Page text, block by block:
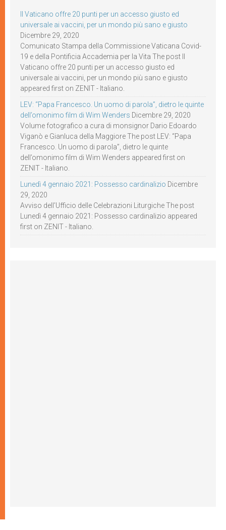
Il Vaticano offre 20 punti per un accesso giusto ed
universale ai vaccini, per un mondo più sano e giusto
Dicembre 29, 2020
Comunicato Stampa della Commissione Vaticana Covid-
19 e della Pontificia Accademia per la Vita The post Il
Vaticano offre 20 punti per un accesso giusto ed
universale ai vaccini, per un mondo più sano e giusto
appeared first on ZENIT - Italiano.
LEV: “Papa Francesco. Un uomo di parola”, dietro le quinte
dell’omonimo film di Wim Wenders Dicembre 29, 2020
Volume fotografico a cura di monsignor Dario Edoardo
Viganò e Gianluca della Maggiore The post LEV: “Papa
Francesco. Un uomo di parola”, dietro le quinte
dell’omonimo film di Wim Wenders appeared first on
ZENIT - Italiano.
Lunedì 4 gennaio 2021: Possesso cardinalizio Dicembre
29, 2020
Avviso dell’Ufficio delle Celebrazioni Liturgiche The post
Lunedì 4 gennaio 2021: Possesso cardinalizio appeared
first on ZENIT - Italiano.